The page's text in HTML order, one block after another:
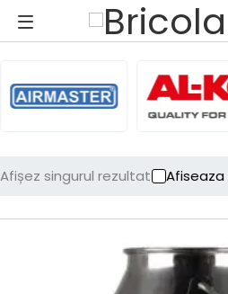
Afișez singurul rezultat